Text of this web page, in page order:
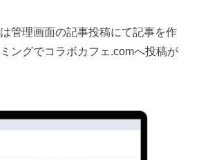
管理画面の記事投稿にて記事を作
ングでコラボカフェ.comへ投稿が